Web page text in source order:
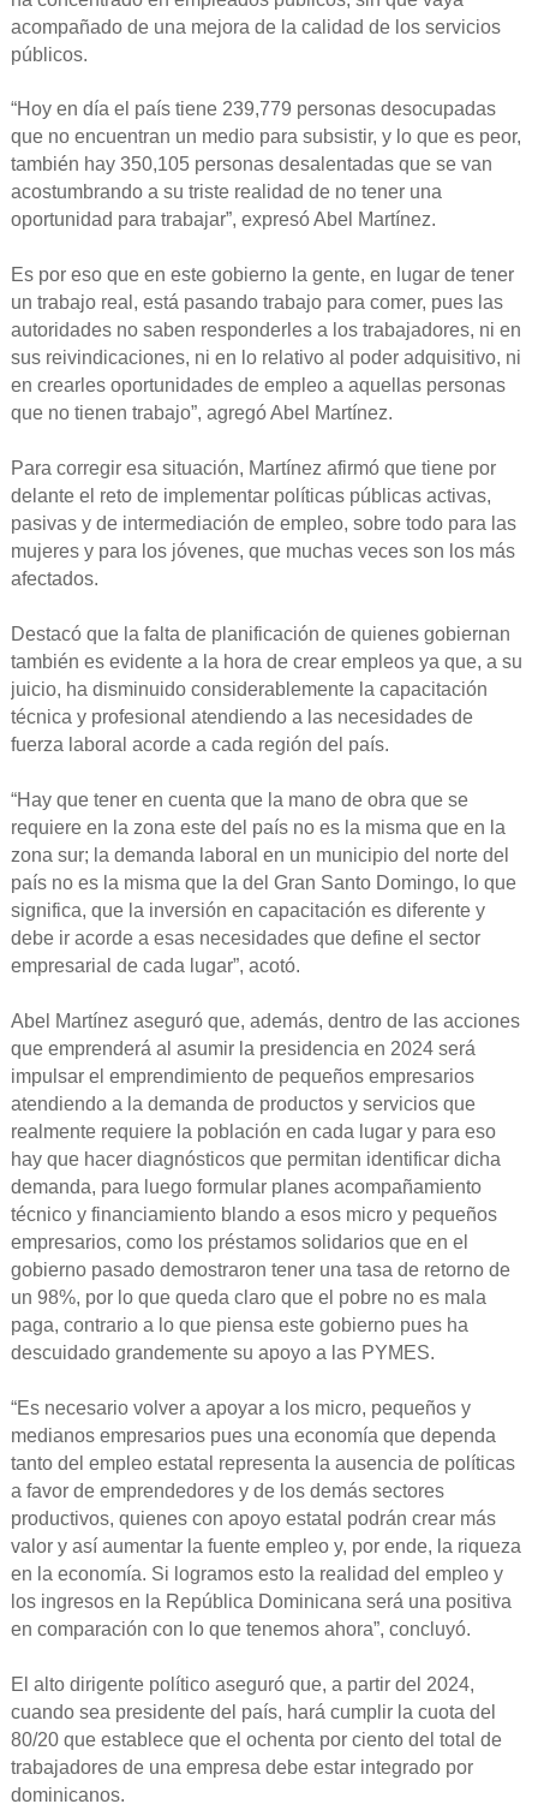
acompañado de una mejora de la calidad de los servicios
públicos.
“Hoy en día el país tiene 239,779 personas desocupadas
que no encuentran un medio para subsistir, y lo que es peor,
también hay 350,105 personas desalentadas que se van
acostumbrando a su triste realidad de no tener una
oportunidad para trabajar”, expresó Abel Martínez.
Es por eso que en este gobierno la gente, en lugar de tener
un trabajo real, está pasando trabajo para comer, pues las
autoridades no saben responderles a los trabajadores, ni en
sus reivindicaciones, ni en lo relativo al poder adquisitivo, ni
en crearles oportunidades de empleo a aquellas personas
que no tienen trabajo”, agregó Abel Martínez.
Para corregir esa situación, Martínez afirmó que tiene por
delante el reto de implementar políticas públicas activas,
pasivas y de intermediación de empleo, sobre todo para las
mujeres y para los jóvenes, que muchas veces son los más
afectados.
Destacó que la falta de planificación de quienes gobiernan
también es evidente a la hora de crear empleos ya que, a su
juicio, ha disminuido considerablemente la capacitación
técnica y profesional atendiendo a las necesidades de
fuerza laboral acorde a cada región del país.
“Hay que tener en cuenta que la mano de obra que se
requiere en la zona este del país no es la misma que en la
zona sur; la demanda laboral en un municipio del norte del
país no es la misma que la del Gran Santo Domingo, lo que
significa, que la inversión en capacitación es diferente y
debe ir acorde a esas necesidades que define el sector
empresarial de cada lugar”, acotó.
Abel Martínez aseguró que, además, dentro de las acciones
que emprenderá al asumir la presidencia en 2024 será
impulsar el emprendimiento de pequeños empresarios
atendiendo a la demanda de productos y servicios que
realmente requiere la población en cada lugar y para eso
hay que hacer diagnósticos que permitan identificar dicha
demanda, para luego formular planes acompañamiento
técnico y financiamiento blando a esos micro y pequeños
empresarios, como los préstamos solidarios que en el
gobierno pasado demostraron tener una tasa de retorno de
un 98%, por lo que queda claro que el pobre no es mala
paga, contrario a lo que piensa este gobierno pues ha
descuidado grandemente su apoyo a las PYMES.
“Es necesario volver a apoyar a los micro, pequeños y
medianos empresarios pues una economía que dependa
tanto del empleo estatal representa la ausencia de políticas
a favor de emprendedores y de los demás sectores
productivos, quienes con apoyo estatal podrán crear más
valor y así aumentar la fuente empleo y, por ende, la riqueza
en la economía. Si logramos esto la realidad del empleo y
los ingresos en la República Dominicana será una positiva
en comparación con lo que tenemos ahora”, concluyó.
El alto dirigente político aseguró que, a partir del 2024,
cuando sea presidente del país, hará cumplir la cuota del
80/20 que establece que el ochenta por ciento del total de
trabajadores de una empresa debe estar integrado por
dominicanos.